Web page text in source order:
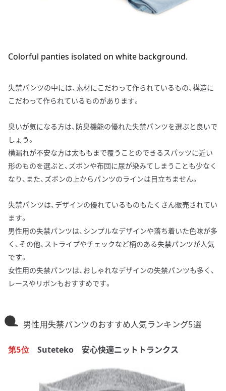
Colorful panties isolated on white background.
失禁パンツの中には、素材にこだわって作られているもの、構造に
こだわって作られているものがあります。
臭いが気になる方は、防臭機能の優れた失禁パンツを選ぶと良いで
しょう。
横漏れが不安な方は太ももまで覆うことのできるスパッツに近い
形のものを選ぶと、ズボンや布団に尿が染みてしまうことも少なく
なり、また、ズボンの上からパンツのラインは目立ちません。
失禁パンツは、デザインの優れているものもたくさん販売されてい
ます。
男性用の失禁パンツは、シンプルなデザインや落ち着いた色味が多
く、その他、ストライプやチェックなど柄のある失禁パンツが人気
です。
女性用の失禁パンツは、おしゃれなデザインの失禁パンツも多く、
レースやリボンもおすすめです。
男性用失禁パンツのおすすめ人気ランキング5選
第5位 Suteteko 安心快適ニットトランクス